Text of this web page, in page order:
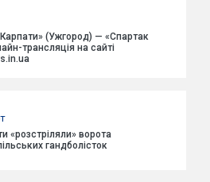
(Ужгород) — «Спартак
трансляція на сайті
«розстріляли» ворота
гандболісток